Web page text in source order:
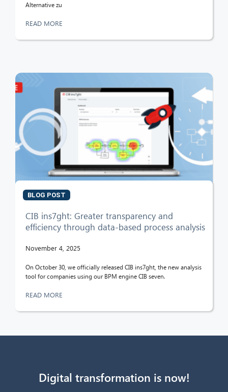
Alternative zu
READ MORE
BLOG POST
CIB ins7ght: Greater transparency and
efficiency through data-based process analysis
November 4, 2025
On October 30, we officially released CIB ins7ght, the new analysis
tool for companies using our BPM engine CIB seven.
READ MORE
Digital transformation is now!